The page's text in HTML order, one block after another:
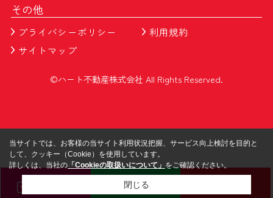
LINE
その他
プライバシーポリシー
利用規約
サイトマップ
©ハート不動産株式会社 All Rights Reserved.
当サイトでは、お客様の当サイト利用状況把握、サービス向上検討を目的と
して、クッキー（Cookie）を使用しています。
詳しくは、当社の 「Cookieの取扱いについて」 をご確認ください。
閉じる